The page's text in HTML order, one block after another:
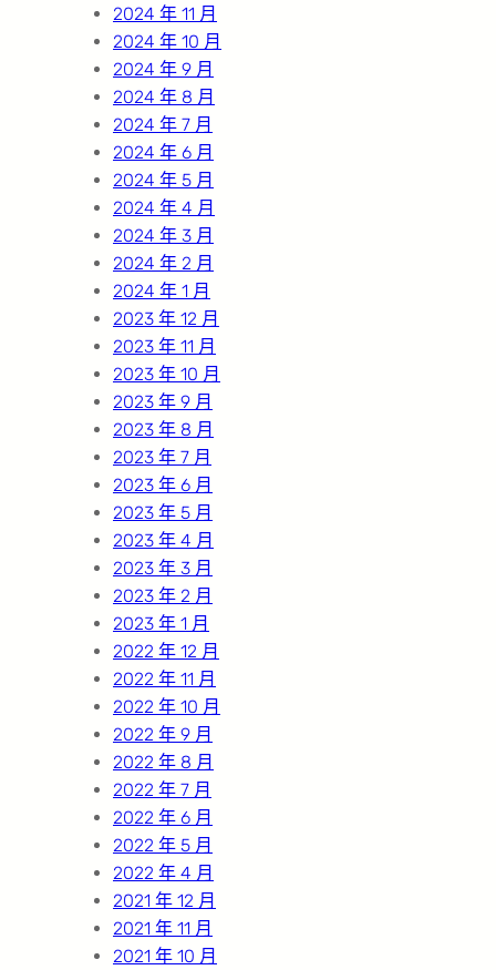
2024 年 11 月
2024 年 10 月
2024 年 9 月
2024 年 8 月
2024 年 7 月
2024 年 6 月
2024 年 5 月
2024 年 4 月
2024 年 3 月
2024 年 2 月
2024 年 1 月
2023 年 12 月
2023 年 11 月
2023 年 10 月
2023 年 9 月
2023 年 8 月
2023 年 7 月
2023 年 6 月
2023 年 5 月
2023 年 4 月
2023 年 3 月
2023 年 2 月
2023 年 1 月
2022 年 12 月
2022 年 11 月
2022 年 10 月
2022 年 9 月
2022 年 8 月
2022 年 7 月
2022 年 6 月
2022 年 5 月
2022 年 4 月
2021 年 12 月
2021 年 11 月
2021 年 10 月